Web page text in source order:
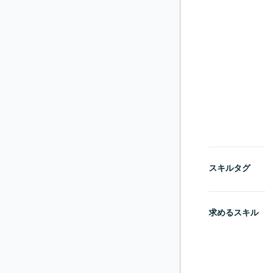
スキルタグ
求めるスキル